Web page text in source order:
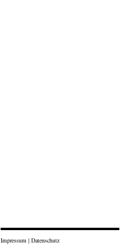
Impressum | Datenschutz